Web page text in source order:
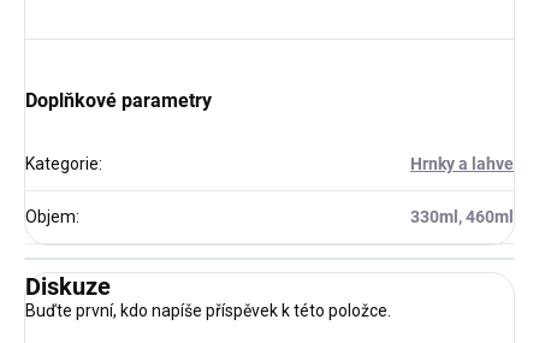
Doplňkové parametry
Kategorie: Hrnky a lahve
Objem: 330ml, 460ml
Diskuze
Buďte první, kdo napíše příspěvek k této položce.